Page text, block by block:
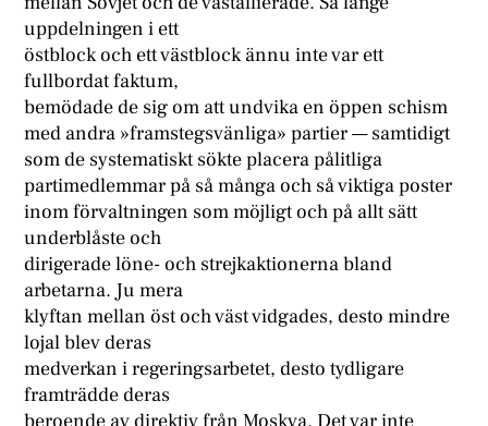
uppdelningen i ett
östblock och ett västblock ännu inte var ett
fullbordat faktum,
bemödade de sig om att undvika en öppen schism
med andra »framstegsvänliga» partier — samtidigt
som de systematiskt sökte placera pålitliga
partimedlemmar på så många och så viktiga poster
inom förvaltningen som möjligt och på allt sätt
underblåste och
dirigerade löne- och strejkaktionerna bland
arbetarna. Ju mera
klyftan mellan öst och väst vidgades, desto mindre
lojal blev deras
medverkan i regeringsarbetet, desto tydligare
framträdde deras